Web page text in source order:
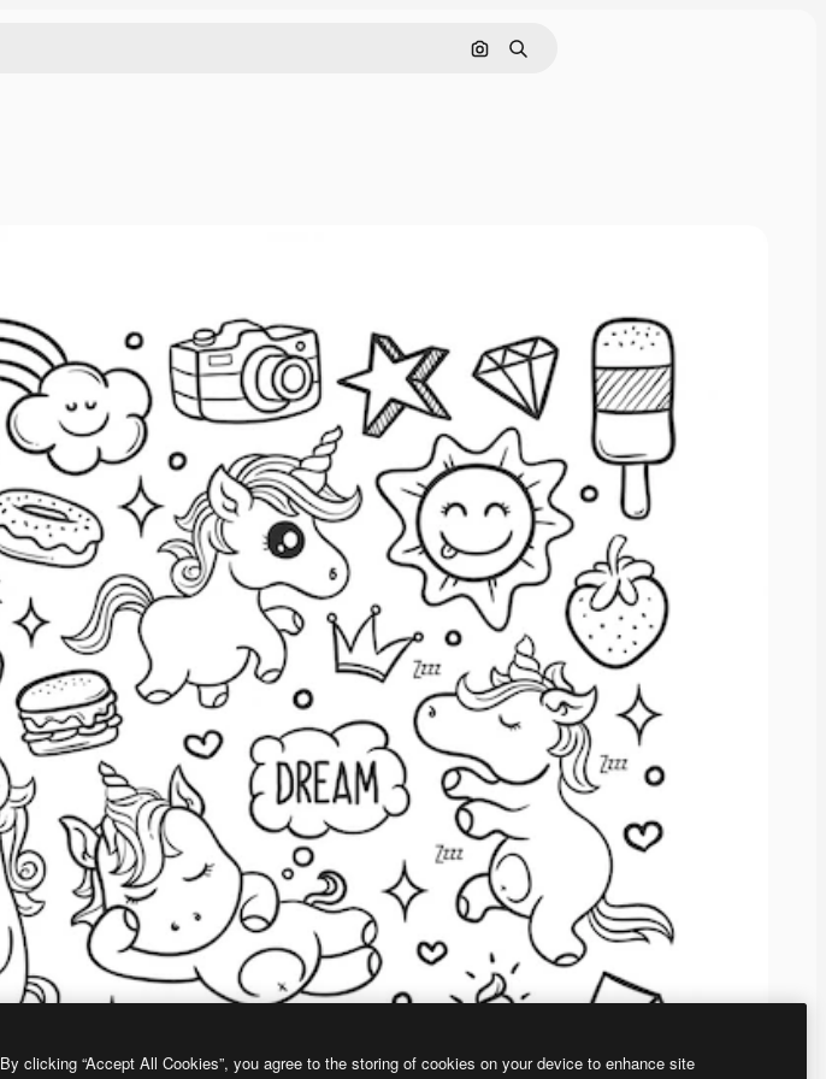
画像で検索
検索
By clicking “Accept All Cookies”, you agree to the storing of cookies on your device to enhance site